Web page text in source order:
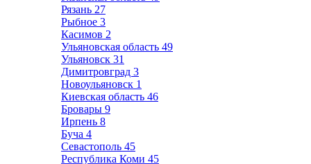
Рязань 27
Рыбное 3
Касимов 2
Ульяновская область 49
Ульяновск 31
Димитровград 3
Новоульяновск 1
Киевская область 46
Бровары 9
Ирпень 8
Буча 4
Севастополь 45
Республика Коми 45